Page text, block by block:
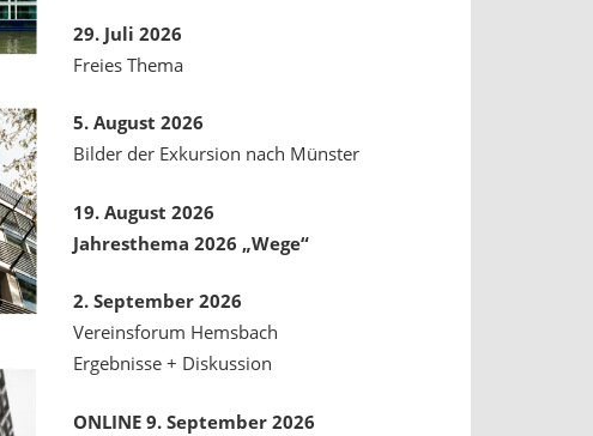
29. Juli 2026
Freies Thema
5. August 2026
Bilder der Exkursion nach Münster
19. August 2026
Jahresthema 2026 „Wege“
2. September 2026
Vereinsforum Hemsbach
Ergebnisse + Diskussion
ONLINE 9. September 2026